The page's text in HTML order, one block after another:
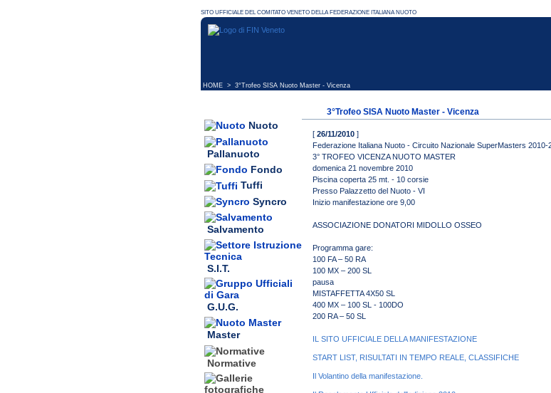
HOME > 3°Trofeo SISA Nuoto Master - Vicenza
Nuoto
Pallanuoto
Fondo
Tuffi
Syncro
Salvamento
S.I.T.
G.U.G.
Master
Normative
3°Trofeo SISA Nuoto Master - Vicenza
[ 26/11/2010 ]
Federazione Italiana Nuoto - Circuito Nazionale SuperMasters 2010-
3° TROFEO VICENZA NUOTO MASTER
domenica 21 novembre 2010
Piscina coperta 25 mt. - 10 corsie
Presso Palazzetto del Nuoto - VI
Inizio manifestazione ore 9,00
ASSOCIAZIONE DONATORI MIDOLLO OSSEO
Programma gare:
100 FA – 50 RA
100 MX – 200 SL
pausa
MISTAFFETTA 4X50 SL
400 MX – 100 SL - 100DO
200 RA – 50 SL
IL SITO UFFICIALE DELLA MANIFESTAZIONE
START LIST, RISULTATI IN TEMPO REALE, CLASSIFICHE
Il Volantino della manifestazione.